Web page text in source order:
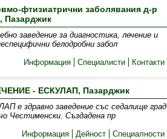
фтизиатрични заболявания д-р
Пазарджик
заведение за диагностика, лечение и
белодробни забол
Информация
Специалисти Контакти
- ЕСКУЛАП, Пазарджик
заведение със седалище град
Честименски. Създадена пр
Информация
Дейност Специалности